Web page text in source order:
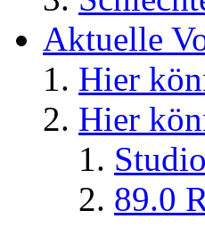
Aktuelle
Hier
Hier
89.0